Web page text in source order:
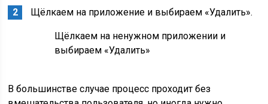
Щёлкаем на приложение и выбираем «Удалить».
Щёлкаем на ненужном приложении и
выбираем «Удалить»
В большинстве случае процесс проходит без